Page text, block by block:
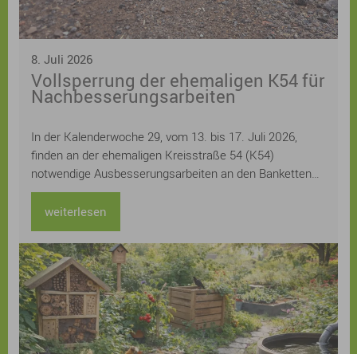
Lieblingsgedichte eintauschen, für Kinder und
Jugendliche wird ein tolles Programm mit Workshops
8. Juli 2026
Vollsperrung der ehemaligen K54 für
Nachbesserungsarbeiten
In der Kalenderwoche 29, vom 13. bis 17. Juli 2026,
finden an der ehemaligen Kreisstraße 54 (K54)
notwendige Ausbesserungsarbeiten an den Banketten
statt. Für diesen Zeitraum muss die Straße voll gesperrt
werden.
weiterlesen